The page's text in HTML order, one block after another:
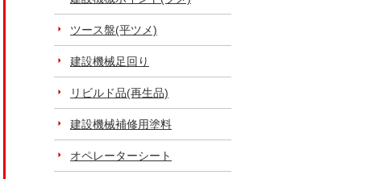
ツース盤(平ツメ)
建設機械足回り
リビルド品(再生品)
建設機械補修用塗料
オペレーターシート